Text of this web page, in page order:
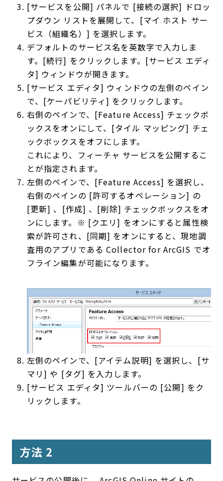
[サービスを公開] パネルで [接続の選択] ドロッ
プダウン リストを展開して、[マイ ホスト サー
ビス（組織名）] を選択します。
デフォルトのサービス名を英数字で入力しま
す。[続行] をクリックします。[サービス エディ
タ] ウィンドウが開きます。
[サービス エディタ] ウィンドウの左側のペイン
で、[ケーパビリティ] をクリックします。
右側のペインで、[Feature Access] チェックボ
ックスをオンにして、[タイル マッピング] チェ
ックボックスをオフにします。
これにより、フィーチャ サービスを公開するこ
とが指定されます。
左側のペインで、[Feature Access] を選択し、
右側のペインの [許可するオペレーション] の
[更新] 、[作成] 、[削除] チェックボックスをオ
ンにします。※ [クエリ] をオンにすると属性検
索が許可され、[同期] をオンにすると、現地調
査用のアプリである Collector for ArcGIS でオ
フライン編集が可能になります。
左側のペインで、[アイテム説明] を選択し、[サ
マリ] や [タグ] を入力します。
[サービス エディタ] ツールバーの [公開] をク
リックします。
方法 2